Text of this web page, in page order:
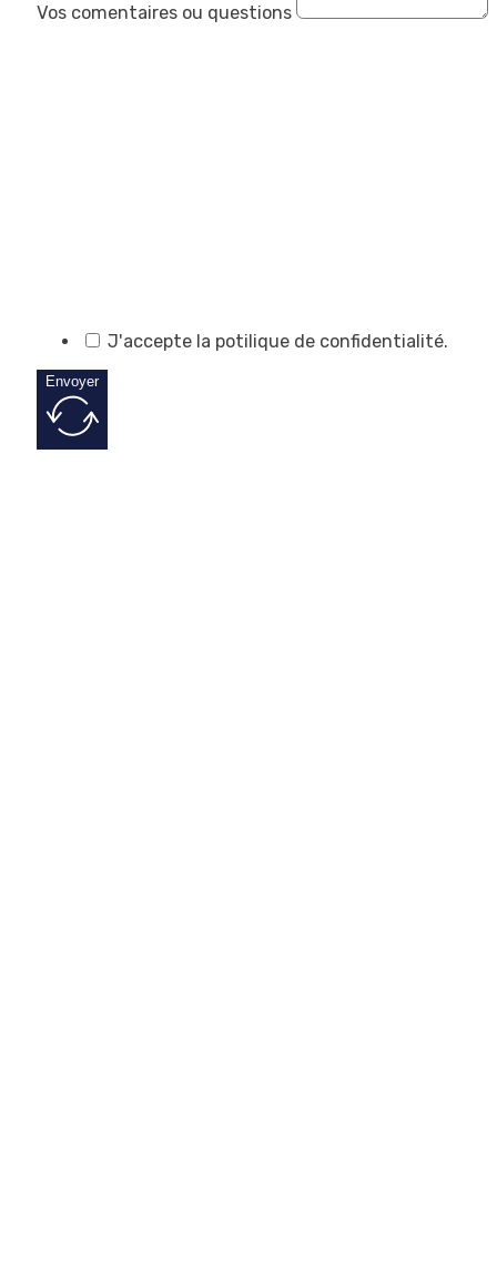
Vos comentaires ou questions
J'accepte la potilique de confidentialité.
Envoyer